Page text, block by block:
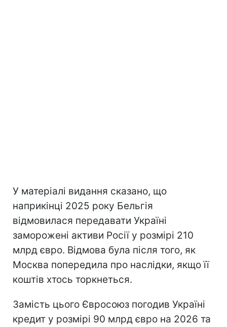
У матеріалі видання сказано, що
наприкінці 2025 року Бельгія
відмовилася передавати Україні
заморожені активи Росії у розмірі 210
млрд євро. Відмова була після того, як
Москва попередила про наслідки, якщо її
коштів хтось торкнеться.
Замість цього Євросоюз погодив Україні
кредит у розмірі 90 млрд євро на 2026 та